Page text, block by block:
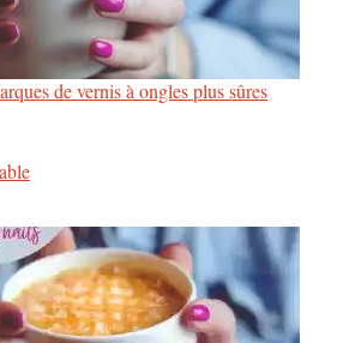
de vernis à ongles plus sûres